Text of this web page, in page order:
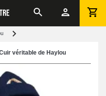
véritable de Haylou